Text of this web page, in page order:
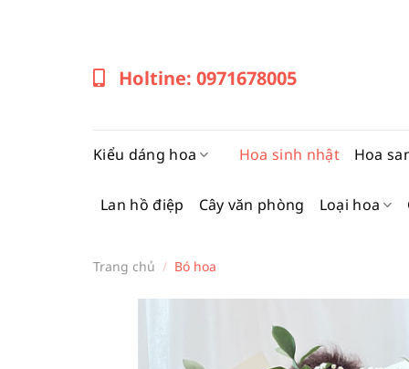
Holtine: 0971678005
Kiểu dáng hoa Hoa sinh nhật Hoa
Lan hồ điệp Cây văn phòng Loại hoa
Trang chủ / Bó hoa